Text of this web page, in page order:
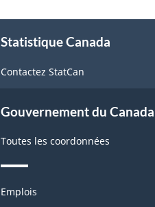
Statistique Canada
Contactez StatCan
Gouvernement du Canada
Toutes les coordonnées
Thèmes
Emplois